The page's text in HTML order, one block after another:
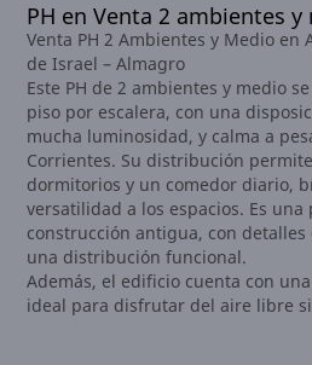
PH en Venta 2 ambientes
Venta PH 2 Ambientes y Medio en
de Israel – Almagro
Este PH de 2 ambientes y medio
piso por escalera, con una
mucha luminosidad, y calma a
Corrientes. Su distribución
dormitorios y un comedor diario,
versatilidad a los espacios. Es
construcción antigua, con detalles
una distribución funcional.
Además, el edificio cuenta con
ideal para disfrutar del aire libre